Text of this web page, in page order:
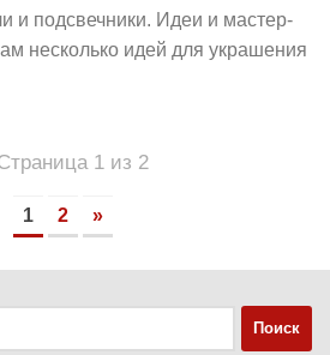
и подсвечники. Идеи и мастер-
несколько идей для украшения
1 из 2
1 2 »